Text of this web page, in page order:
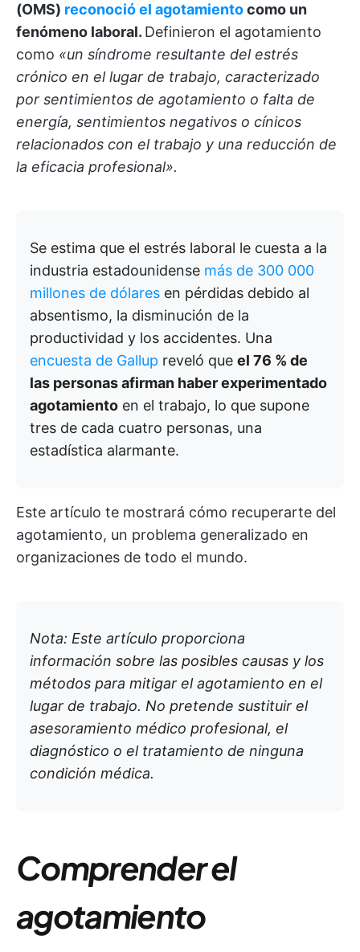
(OMS) reconoció el agotamientocomo un
fenómeno laboral. Definieron el agotamiento
como «un síndrome resultante del estrés
crónico en el lugar de trabajo, caracterizado
por sentimientos de agotamiento o falta de
energía, sentimientos negativos o cínicos
relacionados con el trabajo y una reducción de
la eficacia profesional».
Se estima que el estrés laboral le cuesta a la
industria estadounidense más de 300 000
millones de dólares en pérdidas debido al
absentismo, la disminución de la
productividad y los accidentes. Una
encuesta de Gallup reveló que el 76 % de
las personas afirman haber experimentado
agotamiento en el trabajo, lo que supone
tres de cada cuatro personas, una
estadística alarmante.
Este artículo te mostrará cómo recuperarte del
agotamiento, un problema generalizado en
organizaciones de todo el mundo.
Nota: Este artículo proporciona
información sobre las posibles causas y los
métodos para mitigar el agotamiento en el
lugar de trabajo. No pretende sustituir el
asesoramiento médico profesional, el
diagnóstico o el tratamiento de ninguna
condición médica.
Comprender el
agotamiento